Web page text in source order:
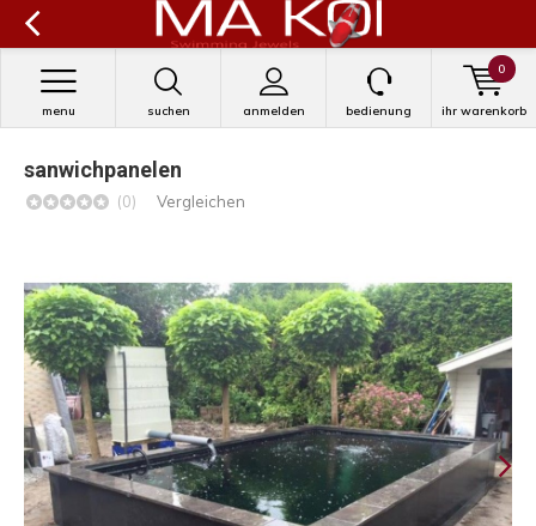
suchen anmelden
menu bedienung ihr warenkorb
0
sanwichpanelen
(0) Vergleichen